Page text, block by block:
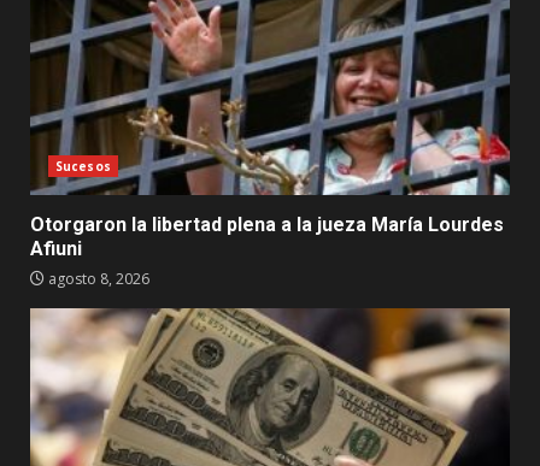
Sucesos
Otorgaron la libertad plena a la jueza María Lourdes
Afiuni
agosto 8, 2026